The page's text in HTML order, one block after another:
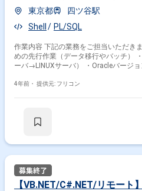
東京都
四ツ谷駅
Shell
PL/SQL
作業内容 下記の業務をご担当いただき
めの先行作業（データ移行やバッチ）
ーバ→LINUXサーバ） ・Oracleバージ
4年前・ 提供元: フリコン
【VB.NET/C#.NET/リモート